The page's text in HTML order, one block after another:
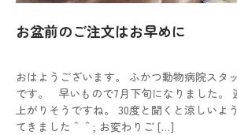
お盆前のご注文はお早めに
おはようございます。 ふかつ動物病院スタ
です。 早いもので7月下旬になりました。
上がりそうですね。 30度と聞くと涼しいよ
てきました＾＾; お変わりご […]